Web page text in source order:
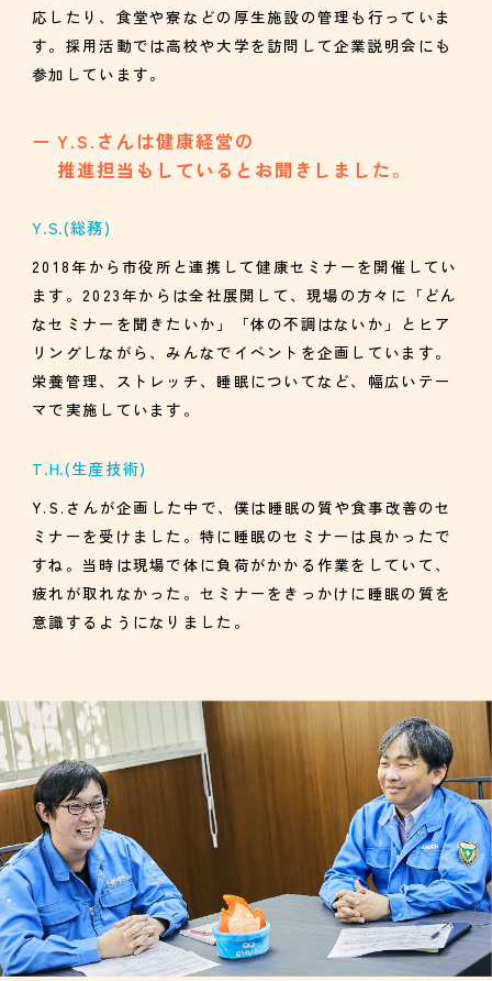
応したり、食堂や寮などの厚生施設の管理も行っていま
す。採用活動では高校や大学を訪問して企業説明会にも
参加しています。
Y.S.さんは健康経営の
推進担当もしているとお聞きしました。
Y.S.(総務)
2018年から市役所と連携して健康セミナーを開催してい
ます。2023年からは全社展開して、現場の方々に「どん
なセミナーを聞きたいか」「体の不調はないか」とヒア
リングしながら、みんなでイベントを企画しています。
栄養管理、ストレッチ、睡眠についてなど、幅広いテー
マで実施しています。
T.H.(生産技術)
Y.S.さんが企画した中で、僕は睡眠の質や食事改善のセ
ミナーを受けました。特に睡眠のセミナーは良かったで
すね。当時は現場で体に負荷がかかる作業をしていて、
疲れが取れなかった。セミナーをきっかけに睡眠の質を
意識するようになりました。